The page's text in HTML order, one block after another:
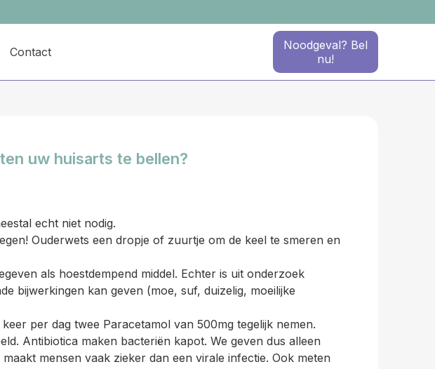
Contact
Noodgeval? Bel
nu!
uw huisarts te bellen?
echt niet nodig.
Ouderwets een dropje of zuurtje om de keel te smeren en
als hoestdempend middel. Echter is uit onderzoek
bijwerkingen kan geven (moe, suf, duizelig, moeilijke
per dag twee Paracetamol van 500mg tegelijk nemen.
Antibiotica maken bacteriën kapot. We geven dus alleen
mensen vaak zieker dan een virale infectie. Ook meten